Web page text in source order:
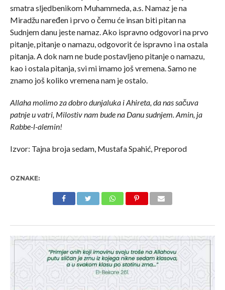
smatra sljedbenikom Muhammeda, a.s. Namaz je na
Miradžu naređen i prvo o čemu će insan biti pitan na
Sudnjem danu jeste namaz. Ako ispravno odgovori na prvo
pitanje, pitanje o namazu, odgovorit će ispravno i na ostala
pitanja. A dok nam ne bude postavljeno pitanje o namazu,
kao i ostala pitanja, svi mi imamo još vremena. Samo ne
znamo još koliko vremena nam je ostalo.
Allaha molimo za dobro dunjaluka i Ahireta, da nas sačuva
patnje u vatri, Milostiv nam bude na Danu sudnjem. Amin, ja
Rabbe-l-alemin!
Izvor: Tajna broja sedam, Mustafa Spahić, Preporod
OZNAKE: